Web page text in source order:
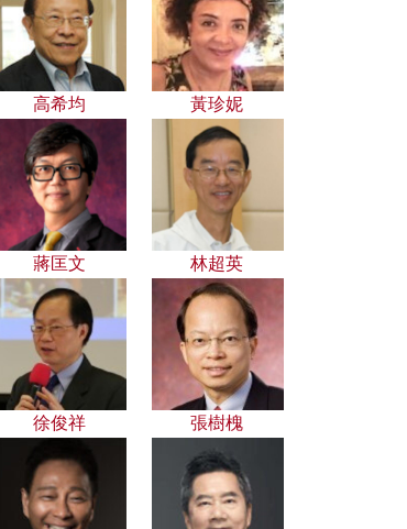
高希均 黃珍妮
蔣匡文 林超英
徐俊祥 張樹槐